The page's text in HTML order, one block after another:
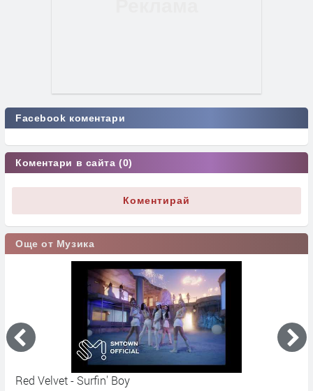
Facebook коментари
Коментари в сайта (0)
Коментирай
Още от Музика
Red Velvet - Surfin' Boy